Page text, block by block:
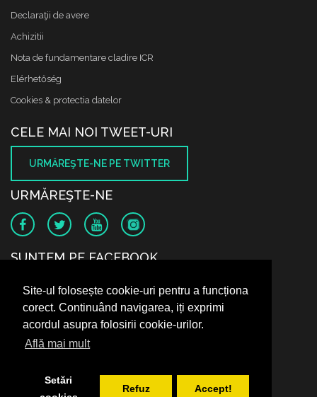
Site-ul folosește cookie-uri pentru a funcționa
corect. Continuând navigarea, iți exprimi
acordul asupra folosirii cookie-urilor.
Află mai mult
Setări
Refuz Accept!
Declaraţii de avere
Achizitii
Nota de fundamentare cladire ICR
Elérhetőség
Cookies & protectia datelor
CELE MAI NOI TWEET-URI
URMĂREŞTE-NE PE TWITTER
URMĂREŞTE-NE
SUNTEM PE FACEBOOK